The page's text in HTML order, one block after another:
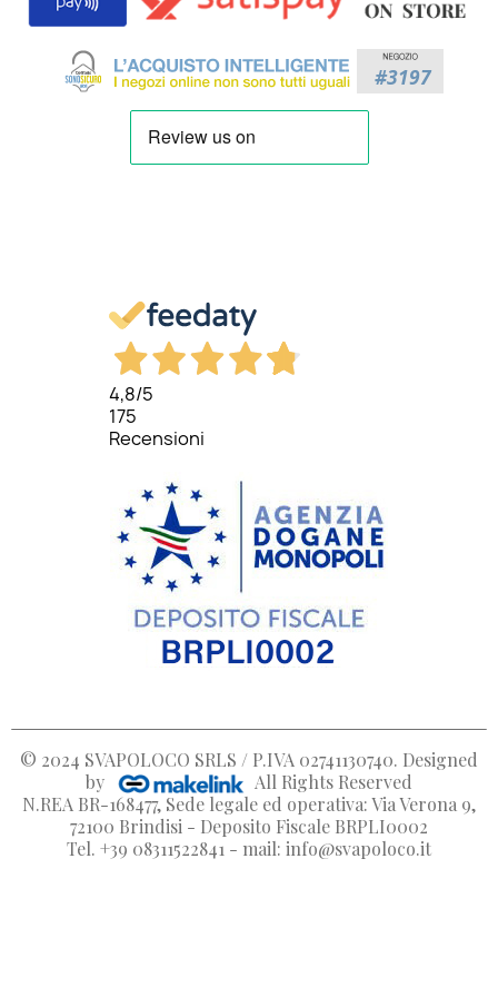
4,8/5
175
Recensioni
© 2024 SVAPOLOCO SRLS / P.IVA 02741130740. Designed
by
All Rights Reserved
N.REA BR-168477, Sede legale ed operativa: Via Verona 9,
72100 Brindisi - Deposito Fiscale BRPLI0002
Tel. +39 08311522841 - mail: info@svapoloco.it